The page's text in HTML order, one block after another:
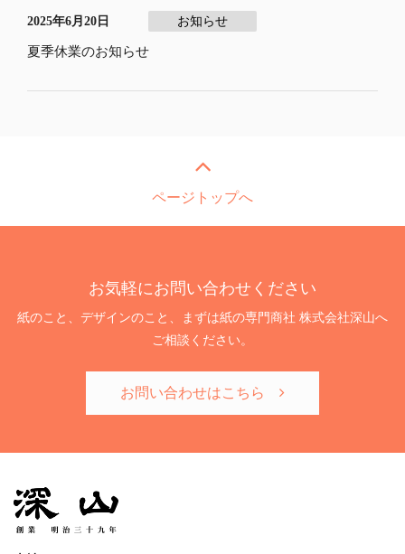
2025年6月20日 お知らせ
夏季休業のお知らせ
ページトップへ
お気軽にお問い合わせください
紙のこと、デザインのこと、まずは紙の専門商社 株式会社深山へ
ご相談ください。
お問い合わせはこちら